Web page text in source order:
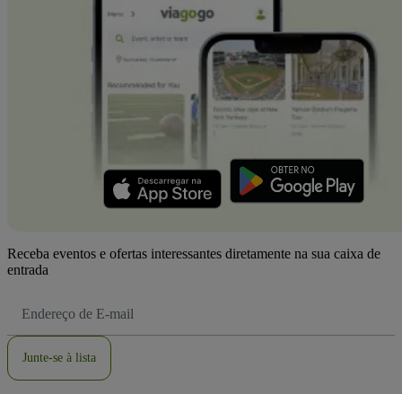
Receba eventos e ofertas interessantes diretamente na sua caixa de
entrada
de
Junte-se à lista